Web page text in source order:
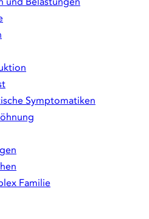
Symptomatiken
Familie